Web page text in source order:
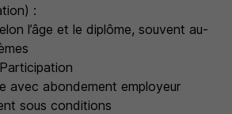
:
l’âge et le diplôme, souvent au-
avec abondement employeur
sous conditions